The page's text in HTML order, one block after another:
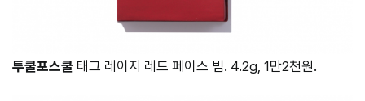
투쿨포스쿨 태그 레이지 레드 페이스 빔. 4.2g, 1만2천원.